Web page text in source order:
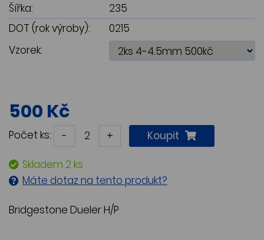
Šířka:
235
DOT (rok výroby):
0215
Vzorek:
500 Kč
Počet ks: - + Koupit
Skladem 2 ks
Máte dotaz na tento produkt?
Bridgestone Dueler H/P